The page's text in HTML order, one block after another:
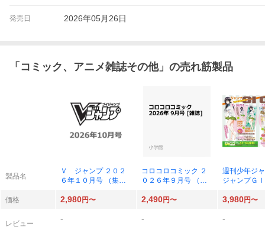
発売日 2026年05月26日
「 コミック、アニメ雑誌その他」の売れ筋製品
製品名
Ｖ ジャンプ ２０２
６年１０月号 （集英
コロコロコミック ２
０２６年９月号 （小
週刊少年ジ
ジャンプＧ
２０２６年
価格 2,980円〜 2,490円〜 3,980円〜
レビュー
- - -